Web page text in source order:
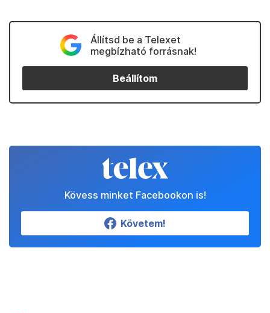
Állítsd be a Telexet
megbízható forrásnak!
Beállítom
Kövess minket Facebookon is!
Követem!